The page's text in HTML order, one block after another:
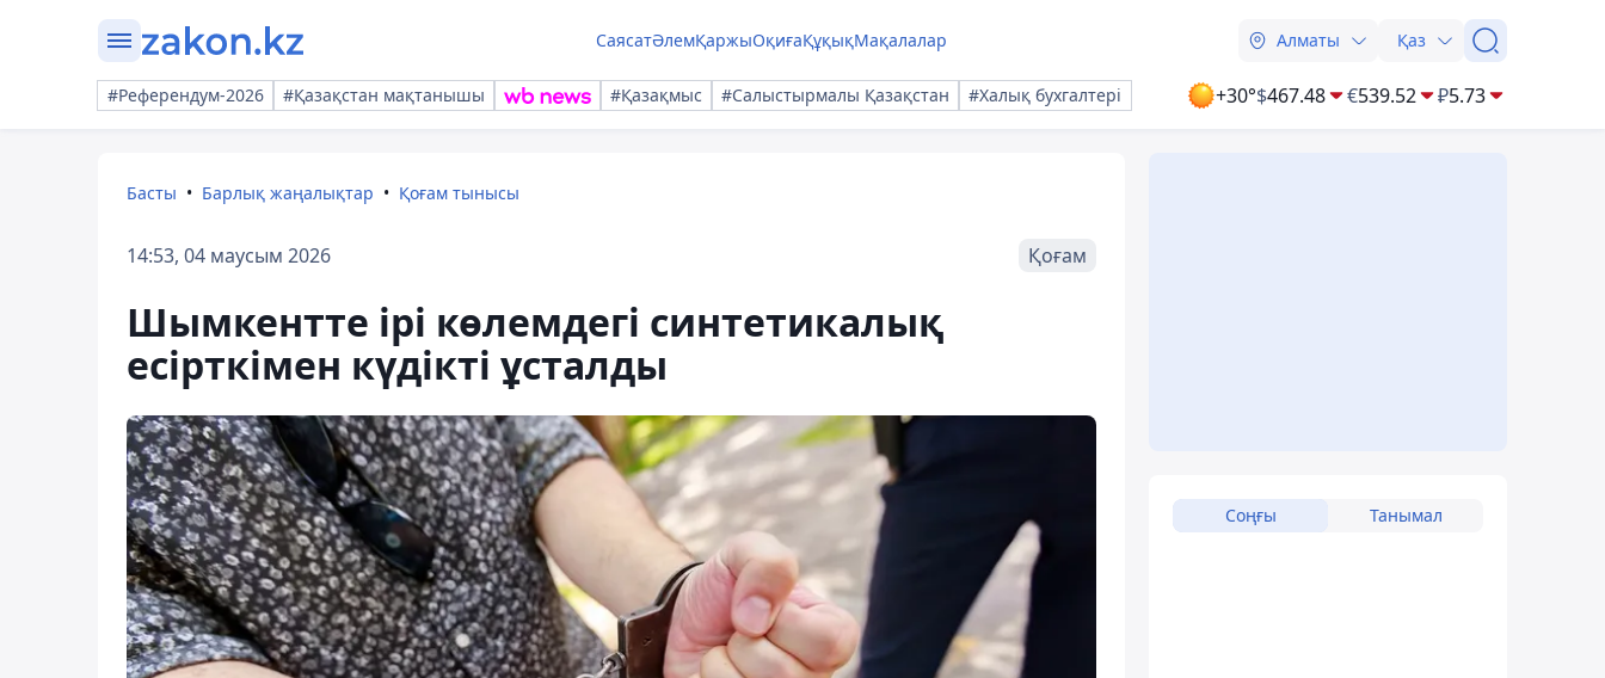
СаясатӘлемҚаржыОқиғаҚұқықМақалалар Алматы Қаз
#Референдум-2026 #Қазақстан мақтанышы #Қазақмыс #Салыстырмалы Қазақстан #Халық бухгалтері +30°$467.48 €539.52 ₽5.73
Басты Барлық жаңалықтар Қоғам тынысы
14:53, 04 маусым 2026 Қоғам
Шымкентте ірі көлемдегі синтетикалық
есірткімен күдікті ұсталды
Соңғы Танымал